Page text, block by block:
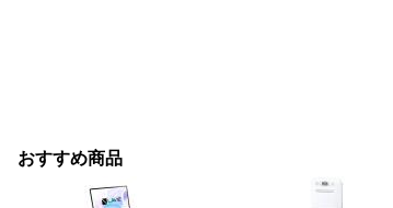
おすすめ商品